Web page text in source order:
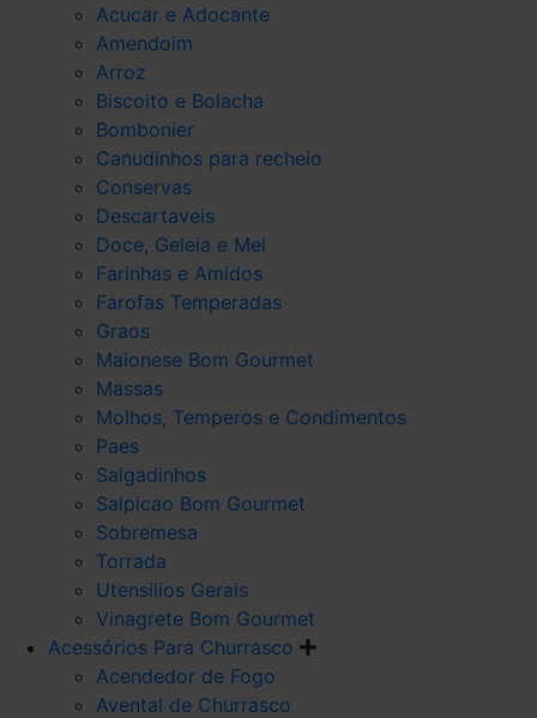
Acucar e Adocante
Amendoim
Arroz
Biscoito e Bolacha
Bombonier
Canudinhos para recheio
Conservas
Descartaveis
Doce, Geleia e Mel
Farinhas e Amidos
Farofas Temperadas
Graos
Maionese Bom Gourmet
Massas
Molhos, Temperos e Condimentos
Paes
Salgadinhos
Salpicao Bom Gourmet
Sobremesa
Torrada
Utensilios Gerais
Vinagrete Bom Gourmet
Acessórios Para Churrasco
Acendedor de Fogo
Avental de Churrasco